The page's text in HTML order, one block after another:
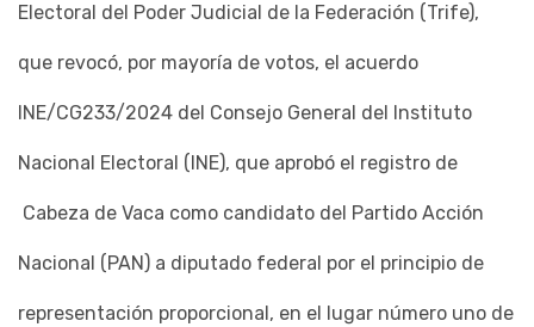
Electoral del Poder Judicial de la Federación (Trife),
que revocó, por mayoría de votos, el acuerdo
INE/CG233/2024 del Consejo General del Instituto
Nacional Electoral (INE), que aprobó el registro de
Cabeza de Vaca como candidato del Partido Acción
Nacional (PAN) a diputado federal por el principio de
representación proporcional, en el lugar número uno de